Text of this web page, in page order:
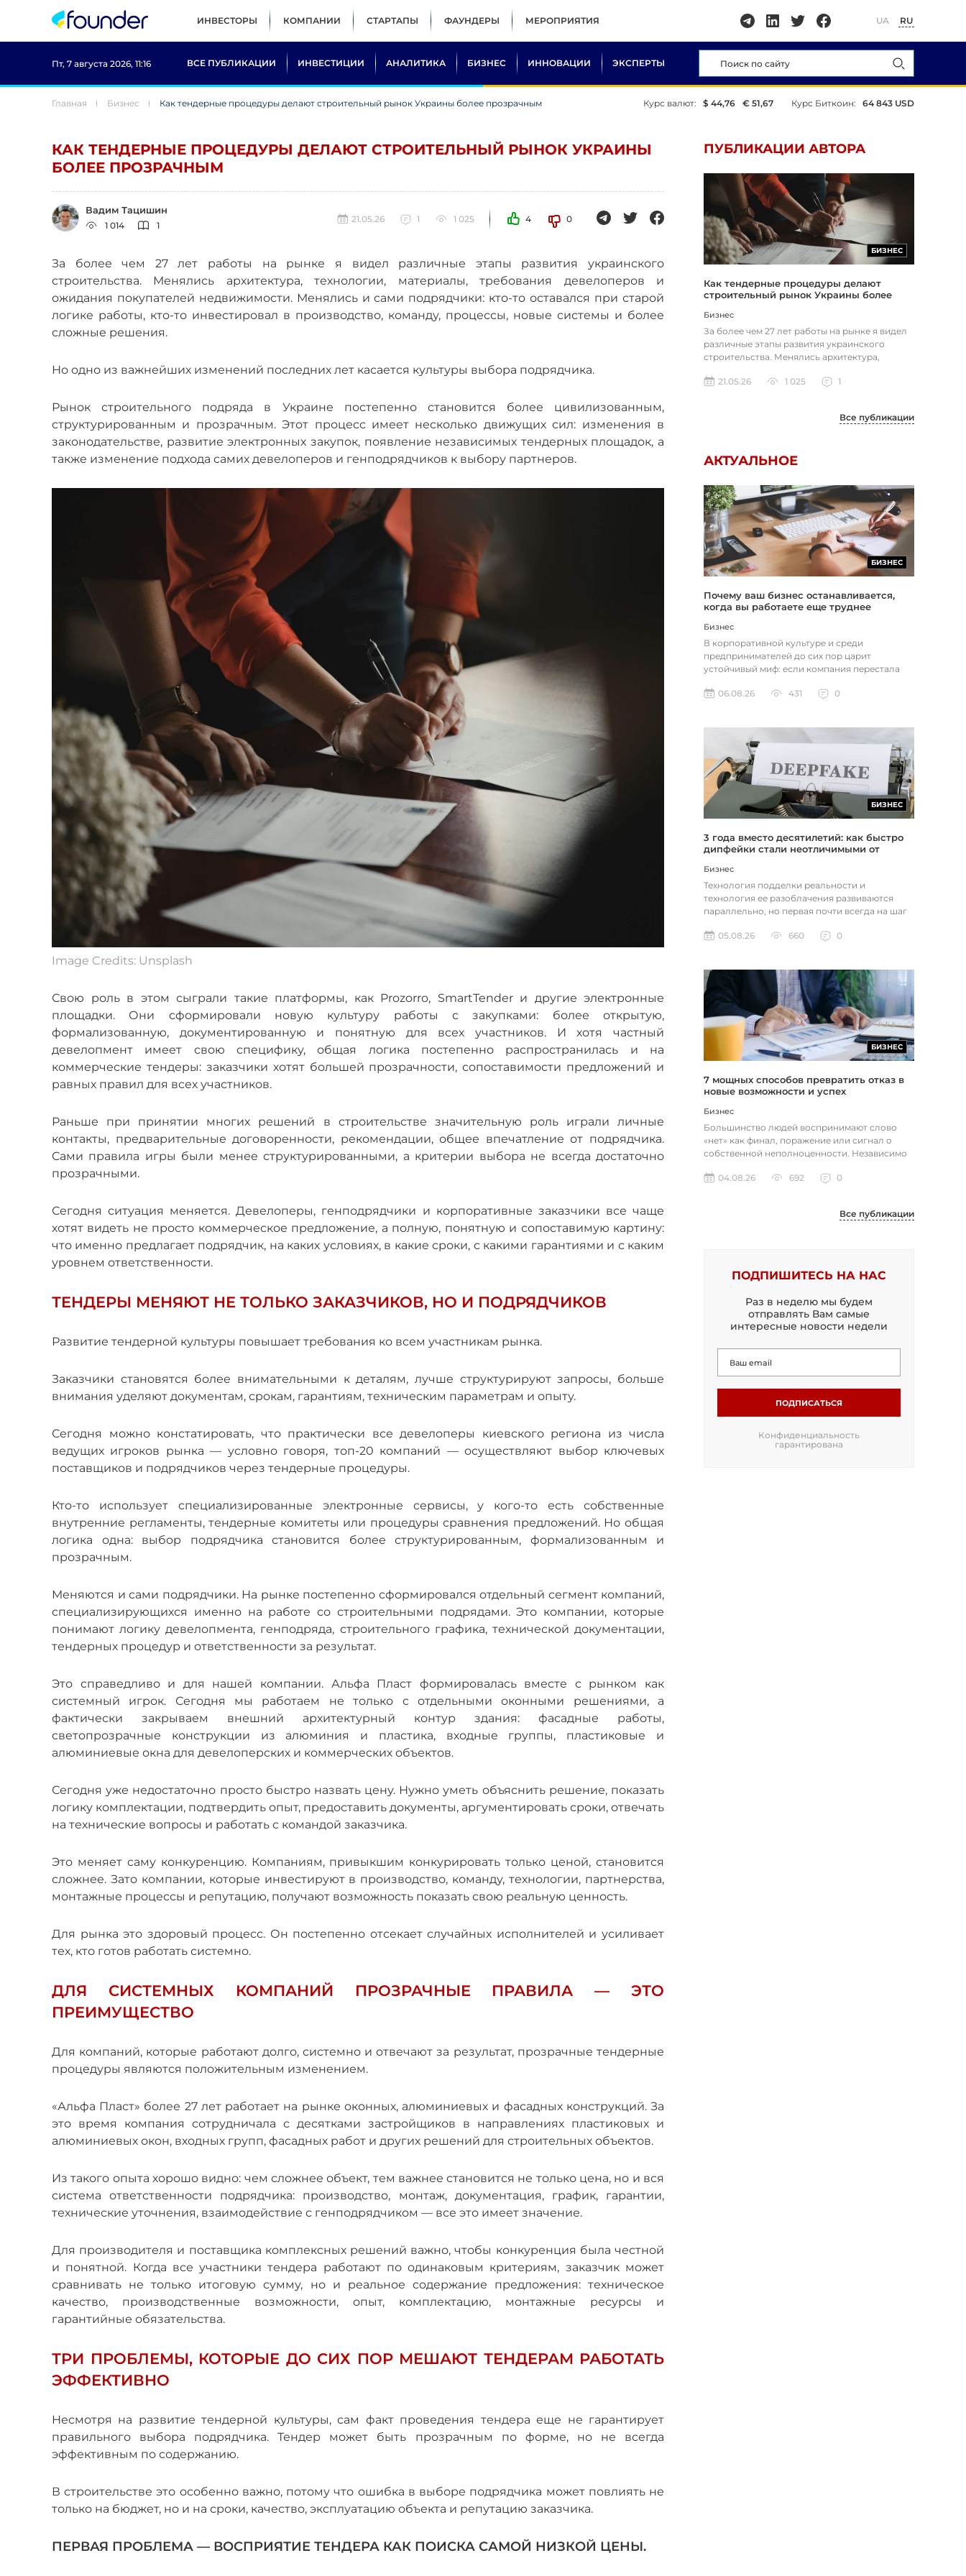
ИНВЕСТОРЫ КОМПАНИИ СТАРТАПЫ ФАУНДЕРЫ МЕРОПРИЯТИЯ UA RU
Пт, 7 августа 2026, 11:16 ВСЕ ПУБЛИКАЦИИ ИНВЕСТИЦИИ АНАЛИТИКА БИЗНЕС ИННОВАЦИИ ЭКСПЕРТЫ
Главная Бизнес Как тендерные процедуры делают строительный рынок Украины более прозрачным Курс валют: $ 44,76 € 51,67 Курс Биткоин: 64 843 USD
КАК ТЕНДЕРНЫЕ ПРОЦЕДУРЫ ДЕЛАЮТ СТРОИТЕЛЬНЫЙ РЫНОК УКРАИНЫ
БОЛЕЕ ПРОЗРАЧНЫМ
Вадим Тацишин
1 014 1
21.05.26 1 1 025 4 0
За более чем 27 лет работы на рынке я видел различные этапы развития украинского
строительства. Менялись архитектура, технологии, материалы, требования девелоперов и
ожидания покупателей недвижимости. Менялись и сами подрядчики: кто-то оставался при старой
логике работы, кто-то инвестировал в производство, команду, процессы, новые системы и более
сложные решения.
Но одно из важнейших изменений последних лет касается культуры выбора подрядчика.
Рынок строительного подряда в Украине постепенно становится более цивилизованным,
структурированным и прозрачным. Этот процесс имеет несколько движущих сил: изменения в
законодательстве, развитие электронных закупок, появление независимых тендерных площадок, а
также изменение подхода самих девелоперов и генподрядчиков к выбору партнеров.
Image Credits: Unsplash
Свою роль в этом сыграли такие платформы, как Prozorro, SmartTender и другие электронные
площадки. Они сформировали новую культуру работы с закупками: более открытую,
формализованную, документированную и понятную для всех участников. И хотя частный
девелопмент имеет свою специфику, общая логика постепенно распространилась и на
коммерческие тендеры: заказчики хотят большей прозрачности, сопоставимости предложений и
равных правил для всех участников.
Раньше при принятии многих решений в строительстве значительную роль играли личные
контакты, предварительные договоренности, рекомендации, общее впечатление от подрядчика.
Сами правила игры были менее структурированными, а критерии выбора не всегда достаточно
прозрачными.
Сегодня ситуация меняется. Девелоперы, генподрядчики и корпоративные заказчики все чаще
хотят видеть не просто коммерческое предложение, а полную, понятную и сопоставимую картину:
что именно предлагает подрядчик, на каких условиях, в какие сроки, с какими гарантиями и с каким
уровнем ответственности.
ТЕНДЕРЫ МЕНЯЮТ НЕ ТОЛЬКО ЗАКАЗЧИКОВ, НО И ПОДРЯДЧИКОВ
Развитие тендерной культуры повышает требования ко всем участникам рынка.
Заказчики становятся более внимательными к деталям, лучше структурируют запросы, больше
внимания уделяют документам, срокам, гарантиям, техническим параметрам и опыту.
Сегодня можно констатировать, что практически все девелоперы киевского региона из числа
ведущих игроков рынка — условно говоря, топ-20 компаний — осуществляют выбор ключевых
поставщиков и подрядчиков через тендерные процедуры.
Кто-то использует специализированные электронные сервисы, у кого-то есть собственные
внутренние регламенты, тендерные комитеты или процедуры сравнения предложений. Но общая
логика одна: выбор подрядчика становится более структурированным, формализованным и
прозрачным.
Меняются и сами подрядчики. На рынке постепенно сформировался отдельный сегмент компаний,
специализирующихся именно на работе со строительными подрядами. Это компании, которые
понимают логику девелопмента, генподряда, строительного графика, технической документации,
тендерных процедур и ответственности за результат.
Это справедливо и для нашей компании. Альфа Пласт формировалась вместе с рынком как
системный игрок. Сегодня мы работаем не только с отдельными оконными решениями, а
фактически закрываем внешний архитектурный контур здания: фасадные работы,
светопрозрачные конструкции из алюминия и пластика, входные группы, пластиковые и
алюминиевые окна для девелоперских и коммерческих объектов.
Сегодня уже недостаточно просто быстро назвать цену. Нужно уметь объяснить решение, показать
логику комплектации, подтвердить опыт, предоставить документы, аргументировать сроки, отвечать
на технические вопросы и работать с командой заказчика.
Это меняет саму конкуренцию. Компаниям, привыкшим конкурировать только ценой, становится
сложнее. Зато компании, которые инвестируют в производство, команду, технологии, партнерства,
монтажные процессы и репутацию, получают возможность показать свою реальную ценность.
Для рынка это здоровый процесс. Он постепенно отсекает случайных исполнителей и усиливает
тех, кто готов работать системно.
ДЛЯ СИСТЕМНЫХ КОМПАНИЙ ПРОЗРАЧНЫЕ ПРАВИЛА — ЭТО
ПРЕИМУЩЕСТВО
Для компаний, которые работают долго, системно и отвечают за результат, прозрачные тендерные
процедуры являются положительным изменением.
«Альфа Пласт» более 27 лет работает на рынке оконных, алюминиевых и фасадных конструкций. За
это время компания сотрудничала с десятками застройщиков в направлениях пластиковых и
алюминиевых окон, входных групп, фасадных работ и других решений для строительных объектов.
Из такого опыта хорошо видно: чем сложнее объект, тем важнее становится не только цена, но и вся
система ответственности подрядчика: производство, монтаж, документация, график, гарантии,
технические уточнения, взаимодействие с генподрядчиком — все это имеет значение.
Для производителя и поставщика комплексных решений важно, чтобы конкуренция была честной
и понятной. Когда все участники тендера работают по одинаковым критериям, заказчик может
сравнивать не только итоговую сумму, но и реальное содержание предложения: техническое
качество, производственные возможности, опыт, комплектацию, монтажные ресурсы и
гарантийные обязательства.
ТРИ ПРОБЛЕМЫ, КОТОРЫЕ ДО СИХ ПОР МЕШАЮТ ТЕНДЕРАМ РАБОТАТЬ
ЭФФЕКТИВНО
Несмотря на развитие тендерной культуры, сам факт проведения тендера еще не гарантирует
правильного выбора подрядчика. Тендер может быть прозрачным по форме, но не всегда
эффективным по содержанию.
В строительстве это особенно важно, потому что ошибка в выборе подрядчика может повлиять не
только на бюджет, но и на сроки, качество, эксплуатацию объекта и репутацию заказчика.
ПЕРВАЯ ПРОБЛЕМА — ВОСПРИЯТИЕ ТЕНДЕРА КАК ПОИСКА САМОЙ НИЗКОЙ ЦЕНЫ.
ПУБЛИКАЦИИ АВТОРА
БИЗНЕС
Как тендерные процедуры делают
строительный рынок Украины более
Бизнес
За более чем 27 лет работы на рынке я видел
различные этапы развития украинского
строительства. Менялись архитектура,
21.05.26
1 025 1
Все публикации
АКТУАЛЬНОЕ
БИЗНЕС
Почему ваш бизнес останавливается,
когда вы работаете еще труднее
Бизнес
В корпоративной культуре и среди
предпринимателей до сих пор царит
устойчивый миф: если компания перестала
пр...06.08.26 431 0
БИЗНЕС
3 года вместо десятилетий: как быстро
дипфейки стали неотличимыми от
Бизнес
Технология подделки реальности и
технология ее разоблачения развиваются
параллельно, но первая почти всегда на шаг
05.08.26
660 0
БИЗНЕС
7 мощных способов превратить отказ в
новые возможности и успех
Бизнес
Большинство людей воспринимают слово
«нет» как финал, поражение или сигнал о
собственной неполноценности. Независимо
04.08.26
692 0
Все публикации
ПОДПИШИТЕСЬ НА НАС
Раз в неделю мы будем
отправлять Вам самые
интересные новости недели
ПОДПИСАТЬСЯ
Конфиденциальность
гарантирована